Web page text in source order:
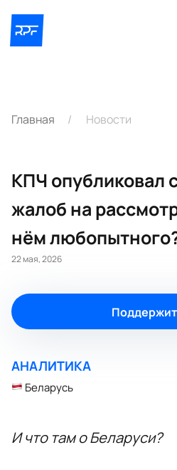
Главная Новости
КПЧ опубликовал
жалоб на
нём
22 мая, 2026
АНАЛИТИКА
Беларусь
И что там о Беларуси?